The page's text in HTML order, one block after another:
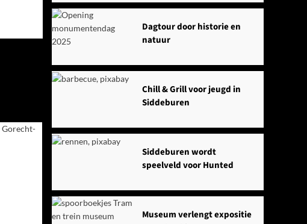
Dagtour door historie en
natuur
Chill & Grill voor jeugd in
Siddeburen
Siddeburen wordt
speelveld voor Hunted
Museum verlengt expositie